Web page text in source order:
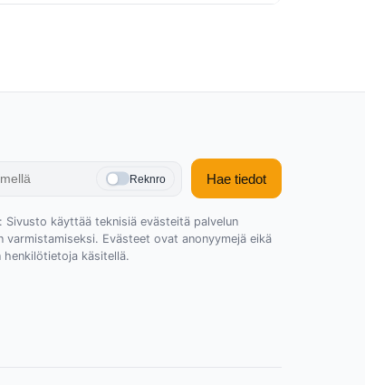
Reknro Hae tiedot
Sivusto käyttää teknisiä evästeitä palvelun
varmistamiseksi. Evästeet ovat anonyymejä eikä
henkilötietoja käsitellä.